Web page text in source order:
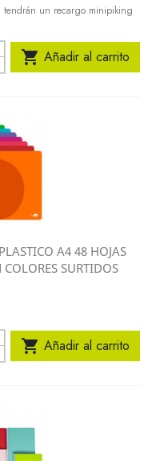
tendrán un recargo minipiking
 Añadir al carrito
A4 48 HOJAS
SURTIDOS
 Añadir al carrito